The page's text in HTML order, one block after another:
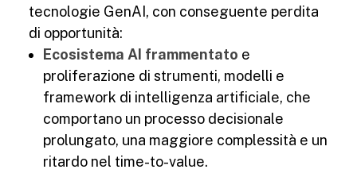
tecnologie GenAI, con conseguente perdita
di opportunità:
Ecosistema AI frammentato e
proliferazione di strumenti, modelli e
framework di intelligenza artificiale, che
comportano un processo decisionale
prolungato, una maggiore complessità e un
ritardo nel time-to-value.